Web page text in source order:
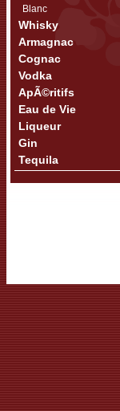
Blanc
Whisky
Armagnac
Cognac
Vodka
ApÃ©ritifs
Eau de Vie
Liqueur
Gin
Tequila